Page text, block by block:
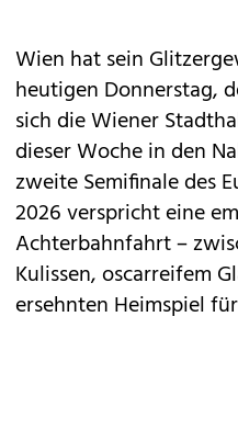
Wien hat sein
heutigen Donnerstag,
sich die Wiener
dieser Woche in den
zweite Semifinale des
2026 verspricht eine
Achterbahnfahrt –
Kulissen, oscarreifem
ersehnten Heimspiel